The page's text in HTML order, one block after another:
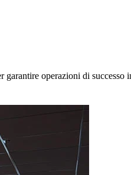
garantire operazioni di successo